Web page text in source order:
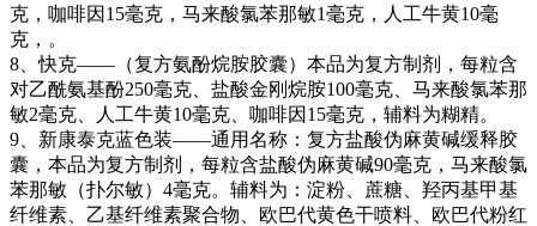
克，咖啡因15毫克，马来酸氯苯那敏1毫克，人工牛黄10毫
克，。
8、快克——（复方氨酚烷胺胶囊）本品为复方制剂，每粒含
对乙酰氨基酚250毫克、盐酸金刚烷胺100毫克、马来酸氯苯那
敏2毫克、人工牛黄10毫克、咖啡因15毫克，辅料为糊精。
9、新康泰克蓝色装——通用名称：复方盐酸伪麻黄碱缓释胶
囊，本品为复方制剂，每粒含盐酸伪麻黄碱90毫克，马来酸氯
苯那敏（扑尔敏）4毫克。辅料为：淀粉、蔗糖、羟丙基甲基
纤维素、乙基纤维素聚合物、欧巴代黄色干喷料、欧巴代粉红